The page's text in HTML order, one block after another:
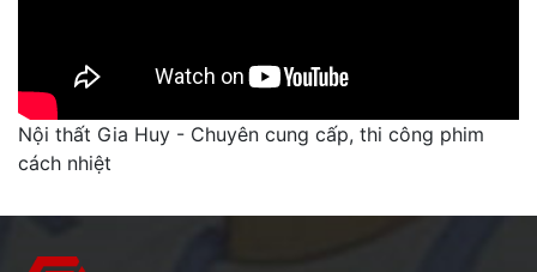
Nội thất Gia Huy - Chuyên cung cấp, thi công phim
cách nhiệt